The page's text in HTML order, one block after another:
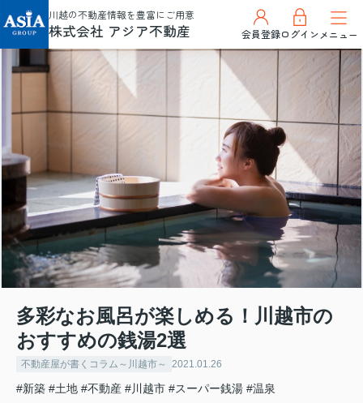
川越の不動産情報を豊富にご用意
株式会社 アジア不動産 会員登録ログインメニュー
多彩なお風呂が楽しめる！川越市の
おすすめの銭湯2選
不動産屋が書くコラム～川越市～ 2021.01.26
#新築 #土地 #不動産 #川越市 #スーパー銭湯 #温泉